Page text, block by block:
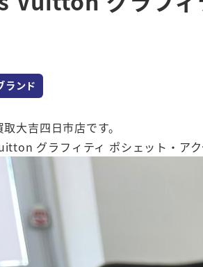
テゴリー
ランド
大吉四日市店です。
グラフィティ ポシェット・アク